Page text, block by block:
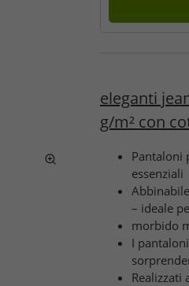
eleganti
g/m² con
Pantaloni
essenziali
– ideale
morbido
I
Realizzati